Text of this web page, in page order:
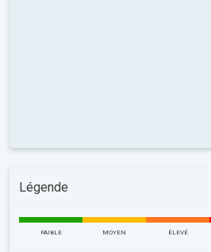
Légende
FAIBLE MOYEN ÉLEVÉ